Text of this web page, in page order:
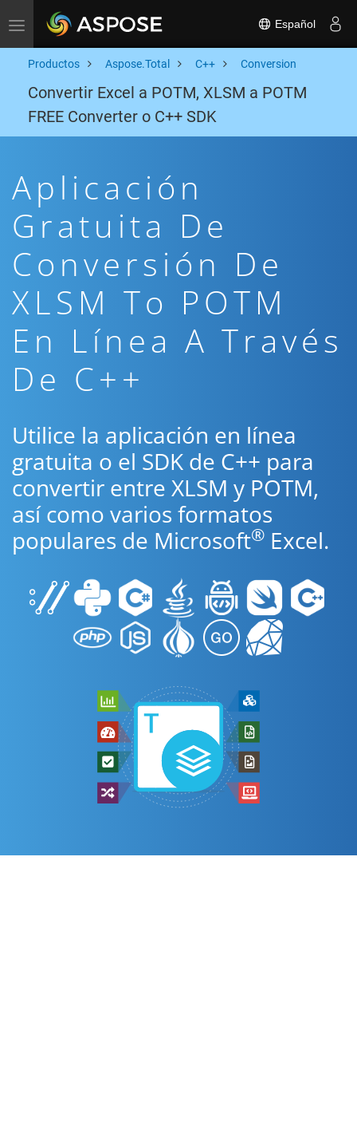
Toggle navigation Español
Productos Aspose.Total C++ Conversion
Convertir Excel a POTM, XLSM a POTM
FREE Converter o C++ SDK
Aplicación
Gratuita De
Conversión De
XLSM To POTM
En Línea A Través
De C++
Utilice la aplicación en línea
gratuita o el SDK de C++ para
convertir entre XLSM y POTM,
así como varios formatos
populares de Microsoft® Excel.